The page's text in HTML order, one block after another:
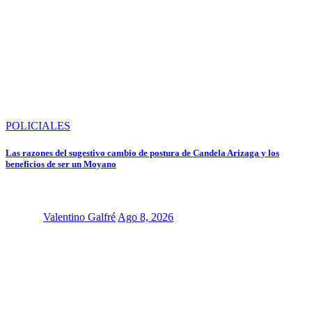
POLICIALES
Las razones del sugestivo cambio de postura de Candela Arizaga y los
beneficios de ser un Moyano
Valentino Galfré Ago 8, 2026